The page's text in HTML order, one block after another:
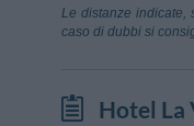
Aeroporto
Napoli
Piazza G. B.
Le distanze indicate,
caso di dubbi si
Hotel La